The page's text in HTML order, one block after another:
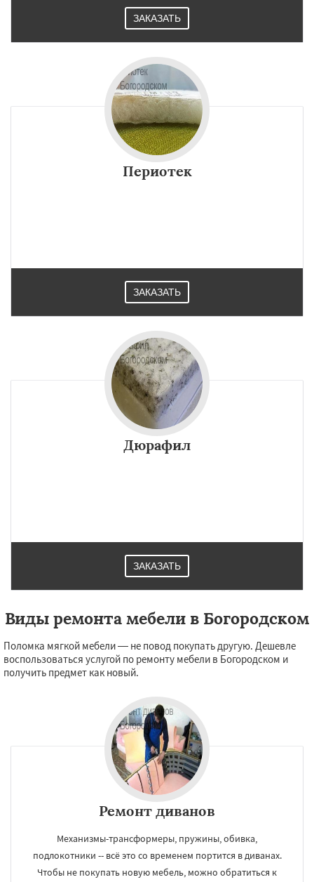
ЗАКАЗАТЬ
Периотек
ЗАКАЗАТЬ
Дюрафил
ЗАКАЗАТЬ
Виды ремонта мебели в Богородском
Поломка мягкой мебели — не повод покупать другую. Дешевле
воспользоваться услугой по ремонту мебели в Богородском и
получить предмет как новый.
Ремонт диванов
Механизмы-трансформеры, пружины, обивка,
подлокотники -- всё это со временем портится в диванах.
Чтобы не покупать новую мебель, можно обратиться к